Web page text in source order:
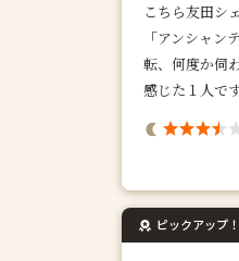
こちら友田シ
「アンシャ
転、何度か伺
感じた１人で
ピックアップ